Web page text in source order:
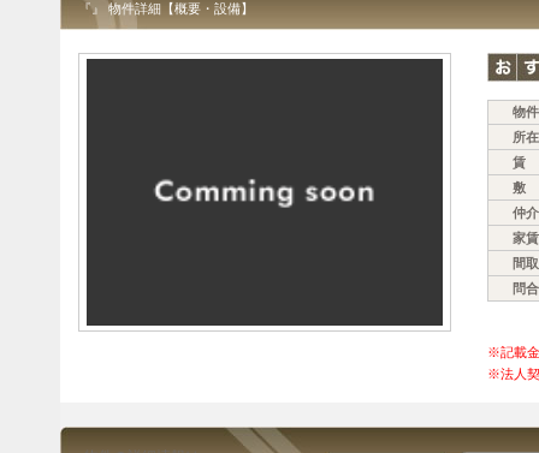
『』 物件詳細【概要・設備】
物
所
賃
敷
仲
家
間
問
※記載
※法人契